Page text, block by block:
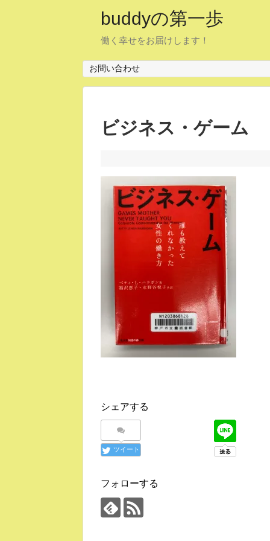
buddyの第一歩
働く幸せをお届けします！
お問い合わせ
ビジネス・ゲーム
シェアする
ツイート
フォローする